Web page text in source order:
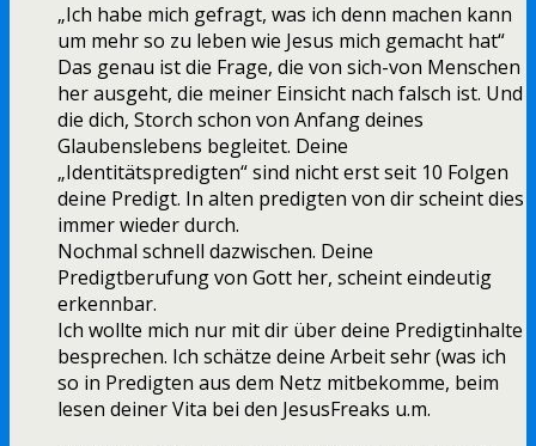
„Ich habe mich gefragt, was ich denn machen kann
um mehr so zu leben wie Jesus mich gemacht hat“
Das genau ist die Frage, die von sich-von Menschen
her ausgeht, die meiner Einsicht nach falsch ist. Und
die dich, Storch schon von Anfang deines
Glaubenslebens begleitet. Deine
„Identitätspredigten“ sind nicht erst seit 10 Folgen
deine Predigt. In alten predigten von dir scheint dies
immer wieder durch.
Nochmal schnell dazwischen. Deine
Predigtberufung von Gott her, scheint eindeutig
erkennbar.
Ich wollte mich nur mit dir über deine Predigtinhalte
besprechen. Ich schätze deine Arbeit sehr (was ich
so in Predigten aus dem Netz mitbekomme, beim
lesen deiner Vita bei den JesusFreaks u.m.